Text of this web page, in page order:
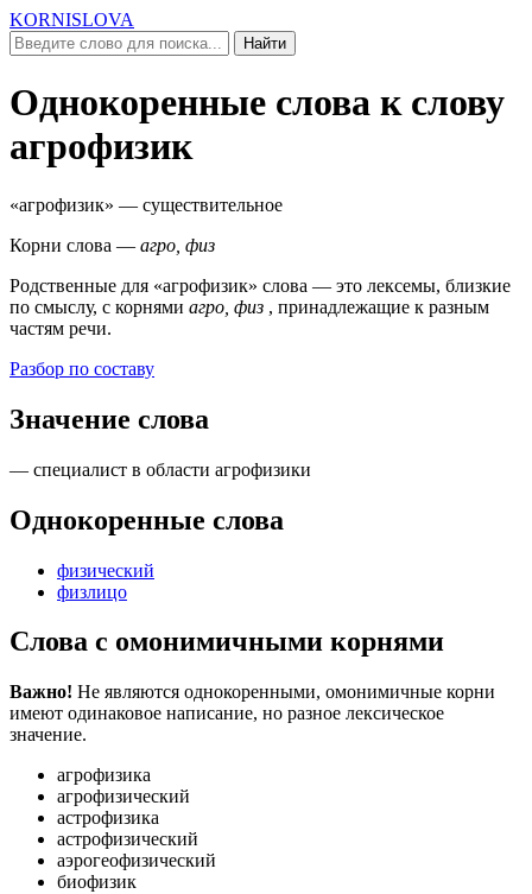
KORNISLOVA
Найти
Однокоренные слова к слову
агрофизик
«агрофизик» — существительное
Корни слова — агро, физ
Родственные для «агрофизик» слова — это лексемы, близкие
по смыслу, c корнями агро, физ , принадлежащие к разным
частям речи.
Разбор по составу
Значение слова
— специалист в области агрофизики
Однокоренные слова
физический
физлицо
Слова с омонимичными корнями
Важно! Не являются однокоренными, омонимичные корни
имеют одинаковое написание, но разное лексическое
значение.
агрофизика
агрофизический
астрофизика
астрофизический
аэрогеофизический
биофизик